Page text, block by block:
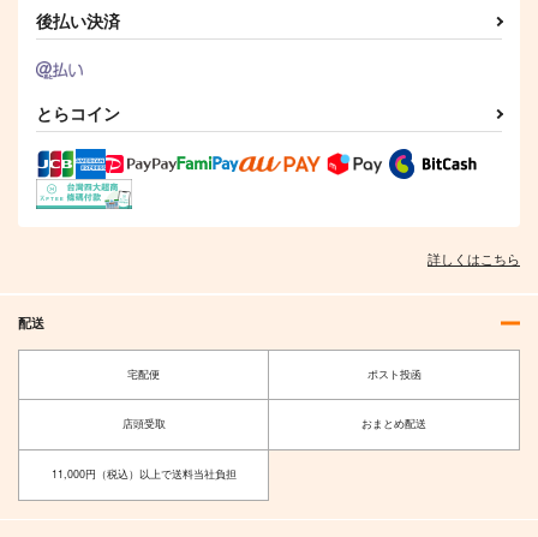
後払い決済
とらコイン
詳しくはこちら
配送
宅配便 ポスト投函
店頭受取 おまとめ配送
11,000円（税込）以上で送料当社負担